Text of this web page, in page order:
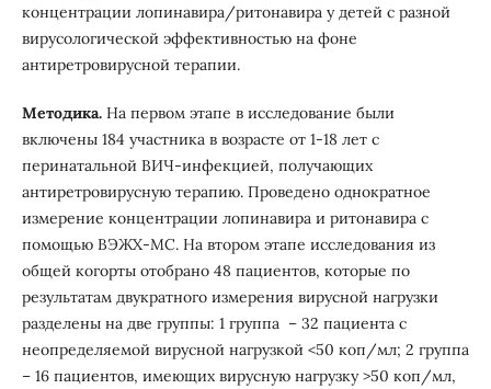
концентрации лопинавира/ритонавира у детей с разной
вирусологической эффективностью на фоне
антиретровирусной терапии.
Методика.На первом этапе в исследование были
включены 184 участника в возрасте от 1-18 лет с
перинатальной ВИЧ-инфекцией, получающих
антиретровирусную терапию. Проведено однократное
измерение концентрации лопинавира и ритонавира с
помощью ВЭЖХ-МС. На втором этапе исследования из
общей когорты отобрано 48 пациентов, которые по
результатам двукратного измерения вирусной нагрузки
разделены на две группы: 1 группа – 32 пациента с
неопределяемой вирусной нагрузкой <50 коп/мл; 2 группа
– 16 пациентов, имеющих вирусную нагрузку >50 коп/мл,